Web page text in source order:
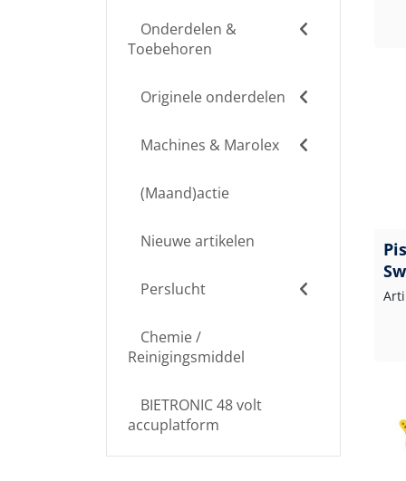
Onderdelen &
Toebehoren
Originele onderdelen
Machines & Marolex
(Maand)actie
Nieuwe artikelen
Perslucht
Chemie /
Reinigingsmiddel
BIETRONIC 48 volt
accuplatform